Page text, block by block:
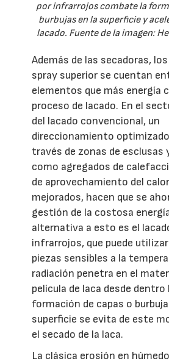
por infrarrojos combate la
burbujas en la superficie y
lacado. Fuente de la imagen:
Además de las secadoras,
spray superior se cuentan
elementos que más energía
proceso de lacado. En el
del lacado convencional, un
direccionamiento
través de zonas de esclusas
como agregados de
de aprovechamiento del
mejorados, hacen que se
gestión de la costosa
alternativa a esto es el
infrarrojos, que puede
piezas sensibles a la
radiación penetra en el
película de laca desde dentro
formación de capas o
superficie se evita de este
el secado de la laca.
La clásica erosión en